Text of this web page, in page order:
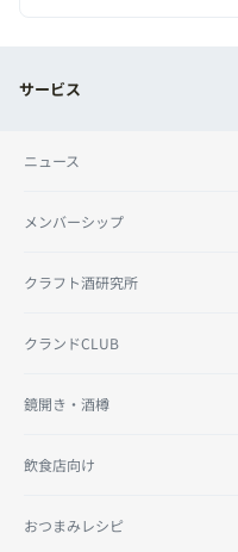
サービス
ニュース
メンバーシップ
クラフト酒研究所
クランドCLUB
鏡開き・酒樽
飲食店向け
おつまみレシピ